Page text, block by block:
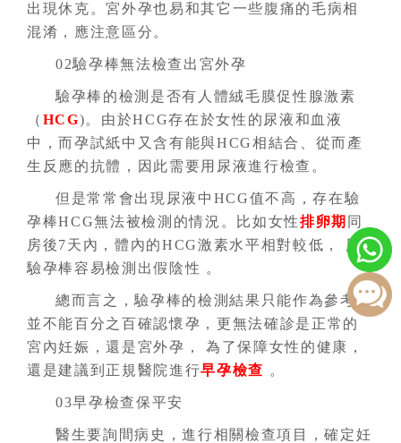
出現休克。宮外孕也易和其它一些腹痛的毛病相
混淆，應注意區分。
02驗孕棒無法檢查出宮外孕
驗孕棒的檢測是否有人體絨毛膜促性腺激素
（ HCG)。由於HCG存在於女性的尿液和血液
中，而孕試紙中又含有能與HCG相結合、從而產
生反應的抗體，因此需要用尿液進行檢查。
但是常常會出現尿液中HCG值不高，存在驗
孕棒HCG無法被檢測的情況。比如女性排卵期 同
房後7天內，體內的HCG激素水平相對較低， 用
驗孕棒容易檢測出假陰性 。
總而言之，驗孕棒的檢測結果只能作為參考，
並不能百分之百確認懷孕，更無法確診是正常的
宮內妊娠，還是宮外孕， 為了保障女性的健康，
還是建議到正規醫院進行早孕檢查 。
03早孕檢查保平安
醫生要詢間病史，進行相關檢查項目，確定妊